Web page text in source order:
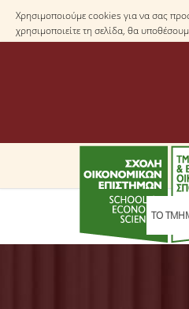
Χρησιμοποιούμε cookies για να σας
χρησιμοποιείτε τη σελίδα, θα
ΤΟ